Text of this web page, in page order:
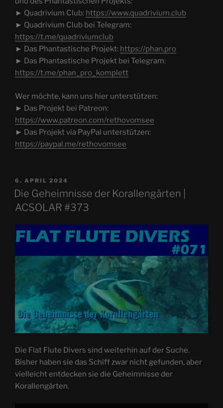
► Quadrivium Club: https://www.quadrivium.club
► Quadrivium Club bei Telegram:
https://t.me/quadriviumclub
► Das Phantastische Projekt: https://phan.pro
► Das Phantastische Projekt bei Telegram:
https://t.me/phan_pro_komplett
Wer möchte, kann uns hier unterstützen:
► Das Projekt bei Patreon:
https://www.patreon.com/rethovomsee
► Das Projekt via PayPal unterstützen:
https://paypal.me/rethovomsee
VERÖFFENTLICHT
AM
6. APRIL 2024
Die Geheimnisse der Korallengärten |
ACSOLAR #373
Die Flat Flute Divers sind weiterhin auf der Suche.
Bisher haben sie das Schiff zwar nicht gefunden, aber
vielleicht entdecken sie die Geheimnisse der
Korallengärten.